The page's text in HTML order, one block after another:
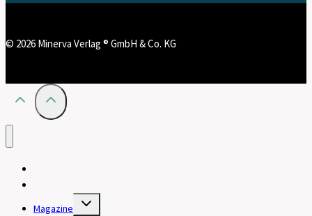
© 2026 Minerva Verlag ® GmbH & Co. KG
Magazine
Untermenü
umschalten